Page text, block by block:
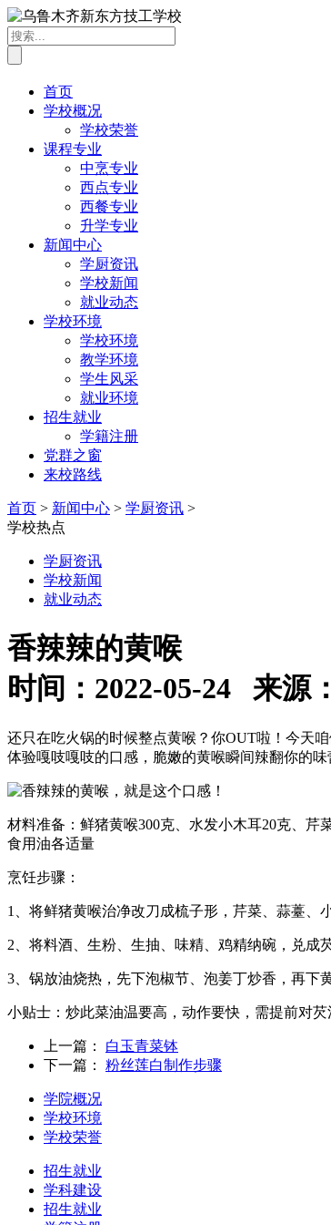
首页
学校概况
学校荣誉
课程专业
中烹专业
西点专业
西餐专业
升学专业
新闻中心
学厨资讯
学校新闻
就业动态
学校环境
学校环境
教学环境
学生风采
就业环境
招生就业
学籍注册
党群之窗
来校路线
首页 > 新闻中心 > 学厨资讯 >
学校热点
学厨资讯
学校新闻
就业动态
香辣辣的黄喉
时间：2022-05-24 来源
还只在吃火锅的时候整点黄喉？你OUT啦！今天
体验嘎吱嘎吱的口感，脆嫩的黄喉瞬间辣翻你的味
材料准备：鲜猪黄喉300克、水发小木耳20克、芹
食用油各适量
烹饪步骤：
1、将鲜猪黄喉治净改刀成梳子形，芹菜、蒜薹、
2、将料酒、生粉、生抽、味精、鸡精纳碗，兑成
3、锅放油烧热，先下泡椒节、泡姜丁炒香，再下
小贴士：炒此菜油温要高，动作要快，需提前对
上一篇： 白玉青菜钵
下一篇： 粉丝莲白制作步骤
学院概况
学校环境
学校荣誉
招生就业
学科建设
招生就业